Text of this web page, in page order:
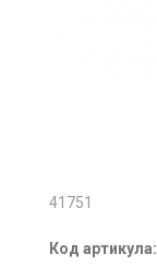
41751
Код артикула: